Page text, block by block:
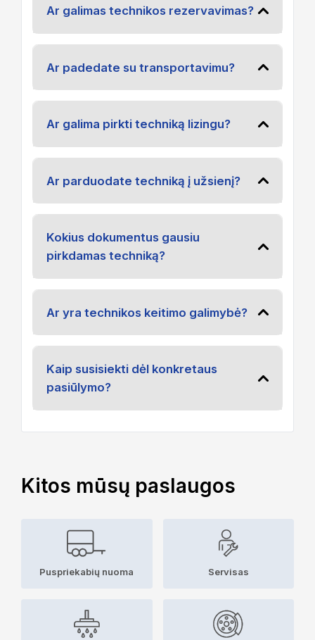
Ar galimas technikos rezervavimas?
Ar padedate su transportavimu?
Ar galima pirkti techniką lizingu?
Ar parduodate techniką į užsienį?
Kokius dokumentus gausiu
pirkdamas techniką?
Ar yra technikos keitimo galimybė?
Kaip susisiekti dėl konkretaus
pasiūlymo?
Kitos mūsų paslaugos
Puspriekabių nuoma Servisas